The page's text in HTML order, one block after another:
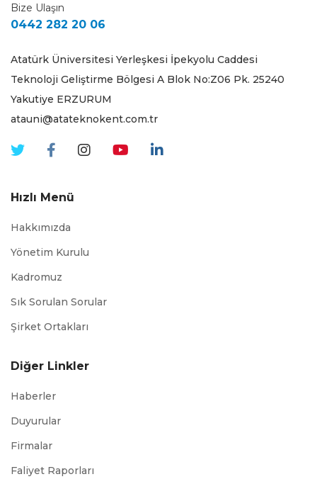
Bize Ulaşın
0442 282 20 06
Atatürk Üniversitesi Yerleşkesi İpekyolu Caddesi
Teknoloji Geliştirme Bölgesi A Blok No:Z06 Pk. 25240
Yakutiye ERZURUM
atauni@atateknokent.com.tr
Hızlı Menü
Hakkımızda
Yönetim Kurulu
Kadromuz
Sık Sorulan Sorular
Şirket Ortakları
Diğer Linkler
Haberler
Duyurular
Firmalar
Faliyet Raporları